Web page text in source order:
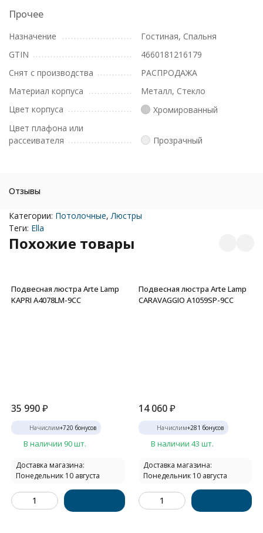
Прочее
Назначение
Гостиная, Спальня
GTIN
4660181216179
Снят с производства
РАСПРОДАЖА
Материал корпуса
Металл, Стекло
Цвет корпуса
Хромированный
Цвет плафона или
рассеивателя
Прозрачный
Отзывы
Категории: Потолочные, Люстры
Теги: Ella
Похожие товары
Подвесная люстра Arte Lamp
KAPRI A4078LM-9CC
35 990₽
Начислим+720 бонусов
В наличии 90 шт.
Доставка магазина:
Понедельник 10 августа
Подвесная люстра Arte Lamp
CARAVAGGIO A1059SP-9CC
14 060 ₽
Начислим+281 бонусов
В наличии 43 шт.
Доставка магазина:
Понедельник 10 августа